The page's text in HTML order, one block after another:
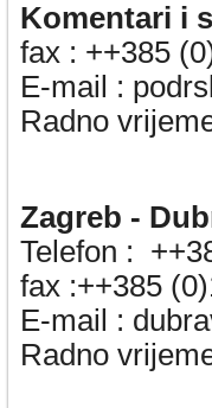
Komentari i
fax : ++385
E-mail :
Radno
Zagreb -
Telefon :
fax :++385
E-mail :
Radno
subota: